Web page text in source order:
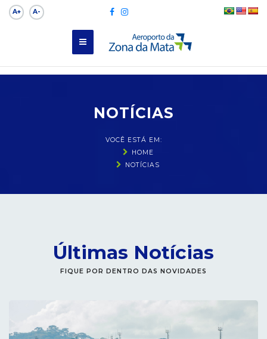
A+ A-
NOTÍCIAS
VOCÊ ESTÁ EM:
HOME
NOTÍCIAS
Últimas Notícias
FIQUE POR DENTRO DAS NOVIDADES